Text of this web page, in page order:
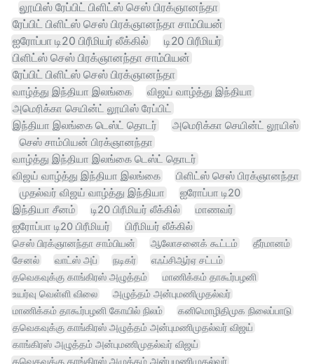
லூயிஸ் ரேப்பிட் பிளிட்ஸ் செஸ் பிரக்ஞானந்தா
ரேப்பிட் பிளிட்ஸ் செஸ் பிரக்ஞானந்தா சாம்பியன்
ஐரோப்பா டி20 பிரீமியர் லீக்கில்
டி20 பிரீமியர்
பிளிட்ஸ் செஸ் பிரக்ஞானந்தா சாம்பியன்
ரேப்பிட் பிளிட்ஸ் செஸ் பிரக்ஞானந்தா
வாழ்த்து இந்தியா இலங்கை
விஜய் வாழ்த்து இந்தியா
அமெரிக்கா செயின்ட் லூயிஸ் ரேப்பிட்
இந்தியா இலங்கை டெஸ்ட் தொடர்
அமெரிக்கா செயின்ட் லூயிஸ்
செஸ் சாம்பியன் பிரக்ஞானந்தா
வாழ்த்து இந்தியா இலங்கை டெஸ்ட் தொடர்
விஜய் வாழ்த்து இந்தியா இலங்கை
பிளிட்ஸ் செஸ் பிரக்ஞானந்தா
முதல்வர் விஜய் வாழ்த்து இந்தியா
ஐரோப்பா டி20
இந்தியா சீனம்
டி20 பிரீமியர் லீக்கில்
மாணவர்
ஐரோப்பா டி20 பிரீமியர்
பிரீமியர் லீக்கில்
செஸ் பிரக்ஞானந்தா சாம்பியன் ஆலோசனைக் கூட்டம்
தீர்மானம்
சேனல்
வாட்ஸ் அப் நடிகர்
எஃப்சிஆர்ஏ சட்டம்
தவெகவுக்கு காங்கிரஸ் அழுத்தம்
மாணிக்கம் தாகூர்பழனி
உயர்வு வெள்ளி விலை
அழுத்தம் அன்புமணிமுதல்வர்
மாணிக்கம் தாகூர்பழனி கோயில் நிலம்
கனிமொழிதிமுக நிலைப்பாடு
தவெகவுக்கு காங்கிரஸ் அழுத்தம் அன்புமணிமுதல்வர் விஜய்
காங்கிரஸ் அழுத்தம் அன்புமணிமுதல்வர் விஜய்
தவெகவுக்கு காங்கிரஸ் அழுத்தம் அன்புமணிமுதல்வர்